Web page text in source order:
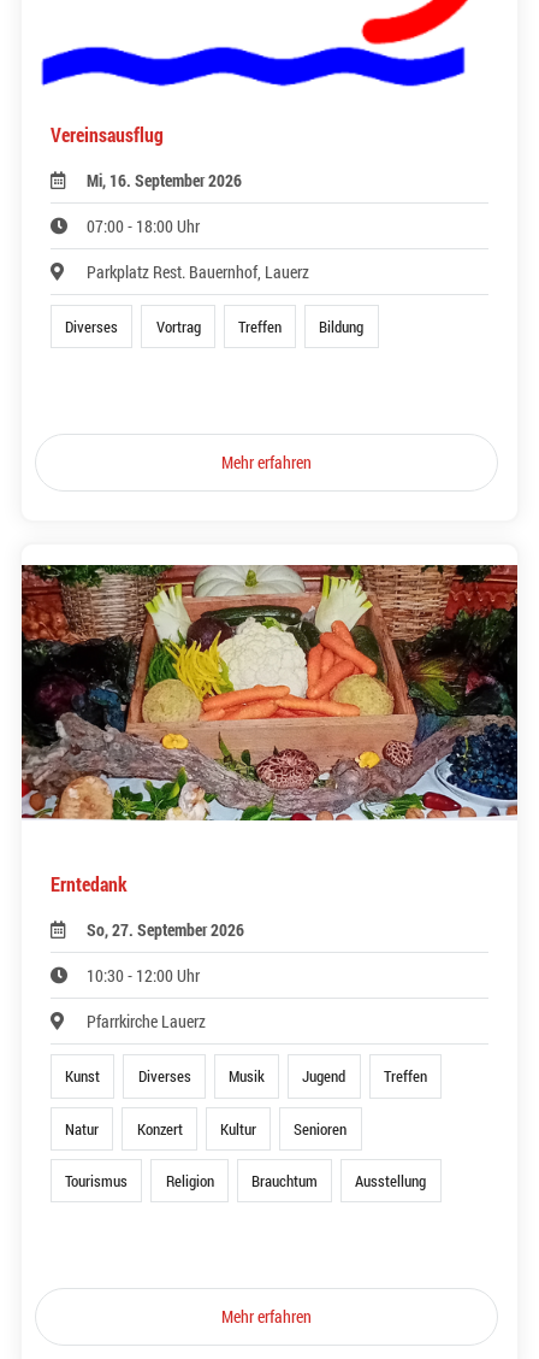
Vereinsausflug
Mi, 16. September 2026
07:00 - 18:00 Uhr
Parkplatz Rest. Bauernhof, Lauerz
Diverses Vortrag Treffen Bildung
Mehr erfahren
Erntedank
So, 27. September 2026
10:30 - 12:00 Uhr
Pfarrkirche Lauerz
Kunst Diverses Musik Jugend Treffen
Natur Konzert Kultur Senioren
Tourismus Religion Brauchtum Ausstellung
Mehr erfahren